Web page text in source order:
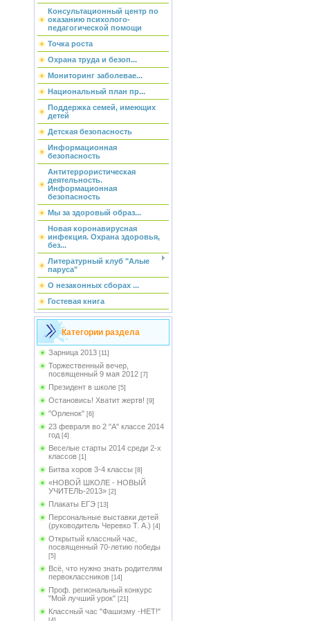
Консультационный центр по
оказанию психолого-
педагогической помощи
Точка роста
Охрана труда и безоп...
Мониторинг заболевае...
Национальный план пр...
Поддержка семей, имеющих
детей
Детская безопасность
Информационная
безопасность
Антитеррористическая
деятельность.
Информационная
безопасность
Мы за здоровый образ...
Новая коронавирусная
инфекция. Охрана здоровья,
без...
Литературный клуб "Алые
паруса"
О незаконных сборах ...
Гостевая книга
Категории раздела
Зарница 2013 [11]
Торжественный вечер,
посвященный 9 мая 2012 [7]
Президент в школе [5]
Остановись! Хватит жертв! [9]
"Орленок" [6]
23 февраля во 2 "А" классе 2014
год [4]
Веселые старты 2014 среди 2-х
классов [1]
Битва хоров 3-4 классы [8]
«НОВОЙ ШКОЛЕ - НОВЫЙ
УЧИТЕЛЬ-2013» [2]
Плакаты ЕГЭ [13]
Персональные выставки детей
(руководитель Черевко Т. А.) [4]
Открытый классный час,
посвященный 70-летию победы
[5]
Всё, что нужно знать родителям
первоклассников [14]
Проф. региональный конкурс
"Мой лучший урок" [21]
Классный час "Фашизму -НЕТ!"